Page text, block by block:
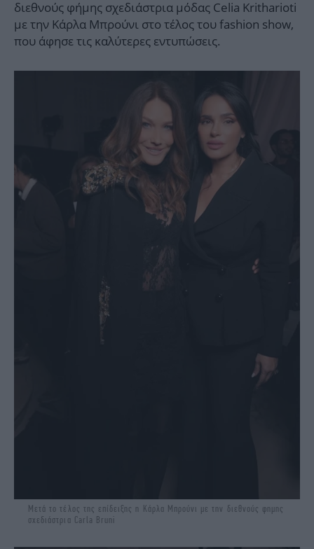
διεθνούς φήμης σχεδιάστρια μόδας Celia Kritharioti
με την Κάρλα Μπρούνι στο τέλος του fashion show,
που άφησε τις καλύτερες εντυπώσεις.
Μετά το τέλος της επίδειξης η Κάρλα Μπρούνι με την διεθνούς φημης
σχεδιάστρια Carla Bruni